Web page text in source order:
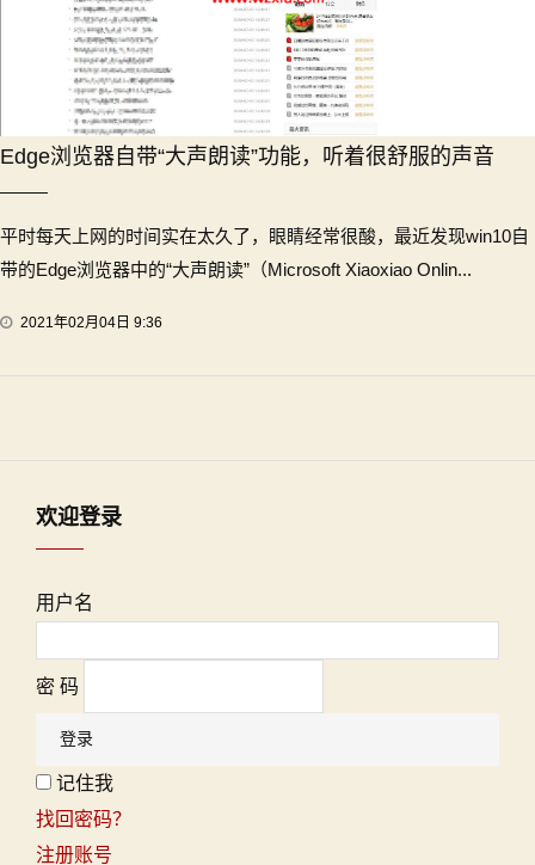
Edge浏览器自带“大声朗读”功能，听着很舒服的声音
平时每天上网的时间实在太久了，眼睛经常很酸，最近发现win10自
带的Edge浏览器中的“大声朗读”（Microsoft Xiaoxiao Onlin...
2021年02月04日 9:36
欢迎登录
用户名
密 码
记住我
找回密码？
注册账号